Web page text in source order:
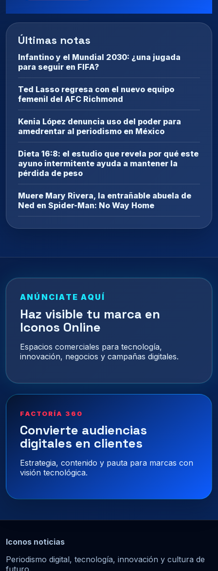
Últimas notas
Infantino y el Mundial 2030: ¿una jugada
para seguir en FIFA?
Ted Lasso regresa con el nuevo equipo
femenil del AFC Richmond
Kenia López denuncia uso del poder para
amedrentar al periodismo en México
Dieta 16:8: el estudio que revela por qué este
ayuno intermitente ayuda a mantener la
pérdida de peso
Muere Mary Rivera, la entrañable abuela de
Ned en Spider-Man: No Way Home
ANÚNCIATE AQUÍ
Haz visible tu marca en
Iconos Online
Espacios comerciales para tecnología,
innovación, negocios y campañas digitales.
FACTORÍA 360
Convierte audiencias
digitales en clientes
Estrategia, contenido y pauta para marcas con
visión tecnológica.
Iconos noticias
Periodismo digital, tecnología, innovación y cultura de